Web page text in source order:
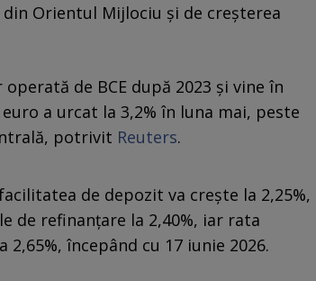
Orientul Mijlociu și de creșterea
de BCE după 2023 și vine în
a urcat la 3,2% în luna mai, peste
potrivit Reuters.
de depozit va crește la 2,25%,
de refinanțare la 2,40%, iar rata
începând cu 17 iunie 2026.